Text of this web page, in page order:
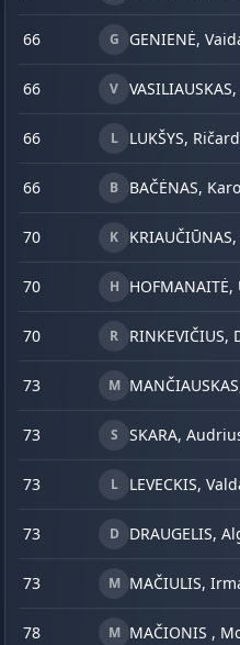
66 G GENIENĖ,
66 V
66 L LUKŠYS,
66 B BAČĖNAS,
70 K
70 H HOFMANAITĖ,
70 R RINKEVIČIUS,
73 M
73 S SKARA,
73 L LEVECKIS,
73 D DRAUGELIS,
73 M MAČIULIS,
78 M MAČIONIS ,